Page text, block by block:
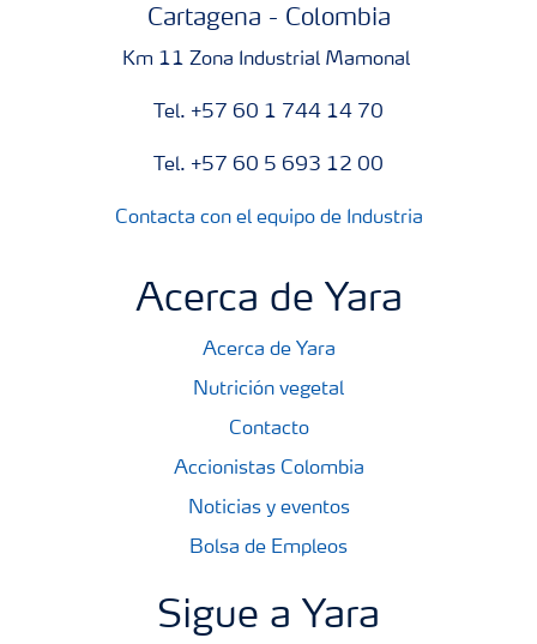
Cartagena - Colombia
Km 11 Zona Industrial Mamonal
Tel. +57 60 1 744 14 70
Tel. +57 60 5 693 12 00
Contacta con el equipo de Industria
Acerca de Yara
Acerca de Yara
Nutrición vegetal
Contacto
Accionistas Colombia
Noticias y eventos
Bolsa de Empleos
Sigue a Yara